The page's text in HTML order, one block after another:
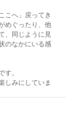
こへ」戻ってき
めぐったり、他
、同じように見
のなかにいる感
す。
しみにしていま